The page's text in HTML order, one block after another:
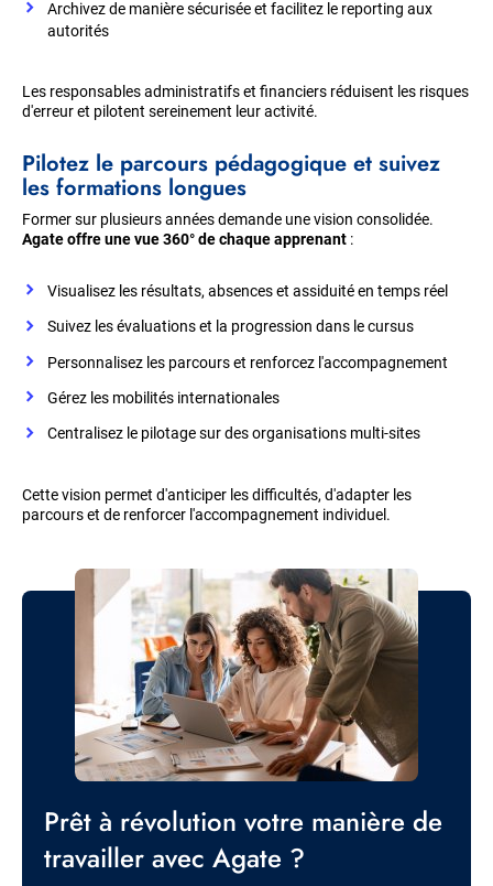
Archivez de manière sécurisée et facilitez le reporting aux
autorités
Les responsables administratifs et financiers réduisent les risques
d'erreur et pilotent sereinement leur activité.
Pilotez le parcours pédagogique et suivez
les formations longues
Former sur plusieurs années demande une vision consolidée.
Agate offre une vue 360° de chaque apprenant :
Visualisez les résultats, absences et assiduité en temps réel
Suivez les évaluations et la progression dans le cursus
Personnalisez les parcours et renforcez l'accompagnement
Gérez les mobilités internationales
Centralisez le pilotage sur des organisations multi-sites
Cette vision permet d'anticiper les difficultés, d'adapter les
parcours et de renforcer l'accompagnement individuel.
Image
Titre
Prêt à révolution votre manière de
travailler avec Agate ?